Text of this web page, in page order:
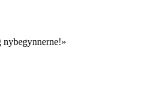
nybegynnerne!»